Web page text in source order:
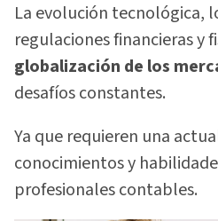
La evolución tecnológica,
regulaciones financieras y
globalización de los
desafíos constantes.
Ya que requieren una
conocimientos y
profesionales contables.